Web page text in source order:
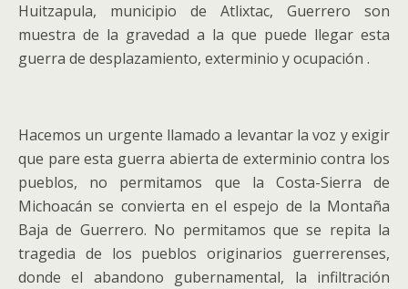
Huitzapula, municipio de Atlixtac, Guerrero son
muestra de la gravedad a la que puede llegar esta
guerra de desplazamiento, exterminio y ocupación .
Hacemos un urgente llamado a levantar la voz y exigir
que pare esta guerra abierta de exterminio contra los
pueblos, no permitamos que la Costa-Sierra de
Michoacán se convierta en el espejo de la Montaña
Baja de Guerrero. No permitamos que se repita la
tragedia de los pueblos originarios guerrerenses,
donde el abandono gubernamental, la infiltración